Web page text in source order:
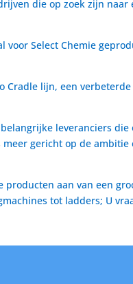
die op zoek zijn
voor Select Chemie
lijn, een
leveranciers
gericht op de
producten aan van een
tot ladders; U